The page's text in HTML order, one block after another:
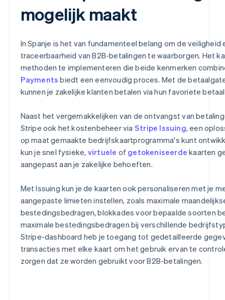
mogelijk maakt
In Spanje is het van fundamenteel belang om de veiligheid
traceerbaarheid van B2B-betalingen te waarborgen. Het
methoden te implementeren die beide kenmerken
Payments biedt een eenvoudig proces. Met de
kunnen je zakelijke klanten betalen via hun favoriete
Naast het vergemakkelijken van de ontvangst van
Stripe ook het kostenbeheer via Stripe Issuing, een
op maat gemaakte bedrijfskaartprogramma's kunt
kun je snel fysieke, virtuele of getokeniseerde kaarten
aangepast aan je zakelijke behoeften.
Met Issuing kun je de kaarten ook personaliseren met je
aangepaste limieten instellen, zoals maximale
bestedingsbedragen, blokkades voor bepaalde soorten
maximale bestedingsbedragen bij verschillende
Stripe-dashboard heb je toegang tot gedetailleerde
transacties met elke kaart om het gebruik ervan te
zorgen dat ze worden gebruikt voor B2B-betalingen.